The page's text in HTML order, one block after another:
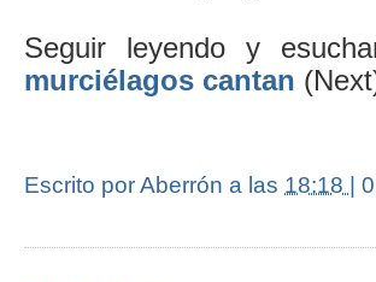
Seguir leyendo y
murciélagos cantan
Escrito por Aberrón a las 18:18 |